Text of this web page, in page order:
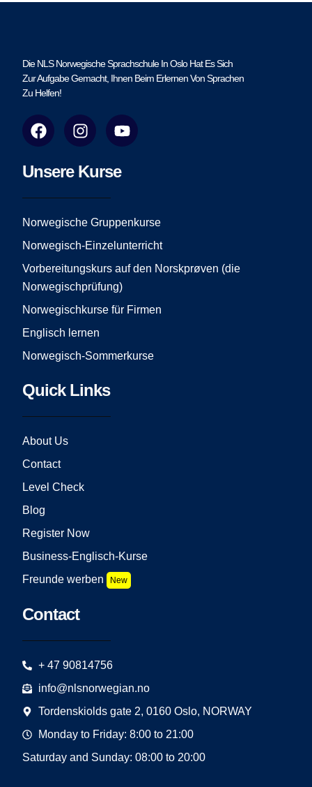
Die NLS Norwegische Sprachschule In Oslo Hat Es Sich
Zur Aufgabe Gemacht, Ihnen Beim Erlernen Von Sprachen
Zu Helfen!
F
a
e
o
o
I
n
t
g
r
m
Y
o
t
e
Unsere Kurse
Norwegische Gruppenkurse
Norwegisch-Einzelunterricht
Vorbereitungskurs auf den Norskprøven (die
Norwegischprüfung)
Norwegischkurse für Firmen
Englisch lernen
Norwegisch-Sommerkurse
Quick Links
About Us
Contact
Level Check
Blog
Register Now
Business-Englisch-Kurse
Freunde werben
New
Contact
+ 47 90814756
info@nlsnorwegian.no
Tordenskiolds gate 2, 0160 Oslo, NORWAY
Monday to Friday: 8:00 to 21:00
Saturday and Sunday: 08:00 to 20:00